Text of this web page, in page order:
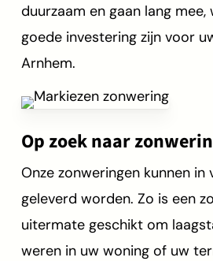
duurzaam en gaan lang
goede investering zijn voor
Arnhem.
Op zoek naar
Onze zonweringen kunnen in
geleverd worden. Zo is een
uitermate geschikt om
weren in uw woning of uw